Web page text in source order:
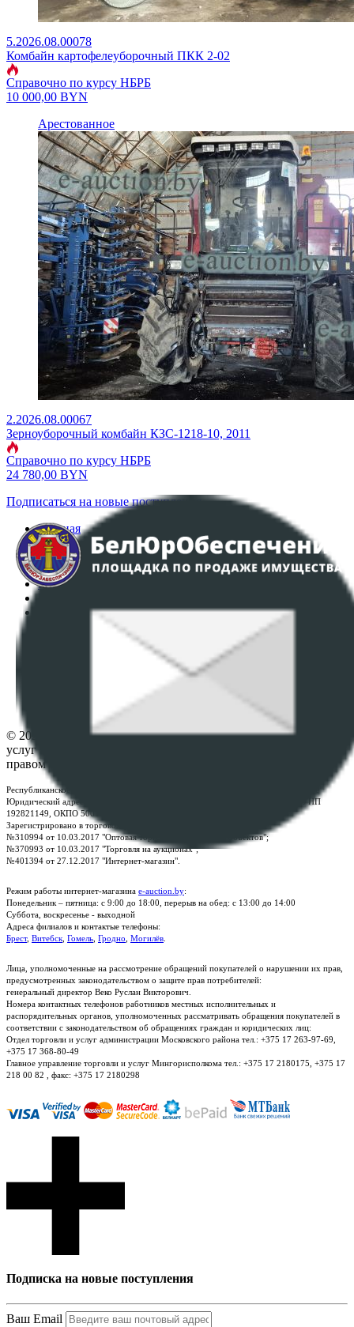
5.2026.08.00078
Комбайн картофелеуборочный ПКК 2-02
Справочно по курсу НБРБ
10 000,00 BYN
Арестованное
2.2026.08.00067
Зерноуборочный комбайн КЗС-1218-10, 2011
Справочно по курсу НБРБ
24 780,00 BYN
Подписаться на новые поступления
Главная
Аукционы
Интернет-магазин
Регламент организации и проведения торгов
Политика в отношении обработки персональных
ПОЛОЖЕНИЕ О ПОЛИТИКЕ ОБРАБОТКИ COOKIE-
Настройки cookie-файлов
© 2026 Республиканское унитарное предприятие по оказанию
услуг "БелЮрОбеспечение" - Все права защищены авторским
правом
Республиканское унитарное предприятие по оказанию услуг "БелЮрОбеспечение"
Юридический адрес: г. Минск, пр-т. Дзержинского, 1Б, e-mail:
, УНП
192821149, ОКПО 500111895000
Зарегистрировано в торговом реестре Республики Беларусь:
№310994 от 10.03.2017 "Оптовая торговля без торговых объектов";
№370993 от 10.03.2017 "Торговля на аукционах";
№401394 от 27.12.2017 "Интернет-магазин".
Режим работы интернет-магазина e-auction.by:
Понедельник – пятница: с 9:00 до 18:00, перерыв на обед: с 13:00 до 14:00
Суббота, воскресенье - выходной
Адреса филиалов и контактые телефоны:
Брест, Витебск Гомель Гродно Могилёв
Лица, уполномоченные на рассмотрение обращений покупателей о нарушении их прав,
предусмотренных законодательством о защите прав потребителей:
генеральный директор Веко Руслан Викторович.
Номера контактных телефонов работников местных исполнительных и
распорядительных органов, уполномоченных рассматривать обращения покупателей в
соответствии с законодательством об обращениях граждан и юридических лиц:
Отдел торговли и услуг администрации Московского района тел.: +375 17 263-97-69,
+375 17 368-80-49
Главное управление торговли и услуг Мингорисполкома тел.: +375 17 2180175, +375 17
218 00 82 , факс: +375 17 2180298
Подписка на новые поступления
Ваш Email